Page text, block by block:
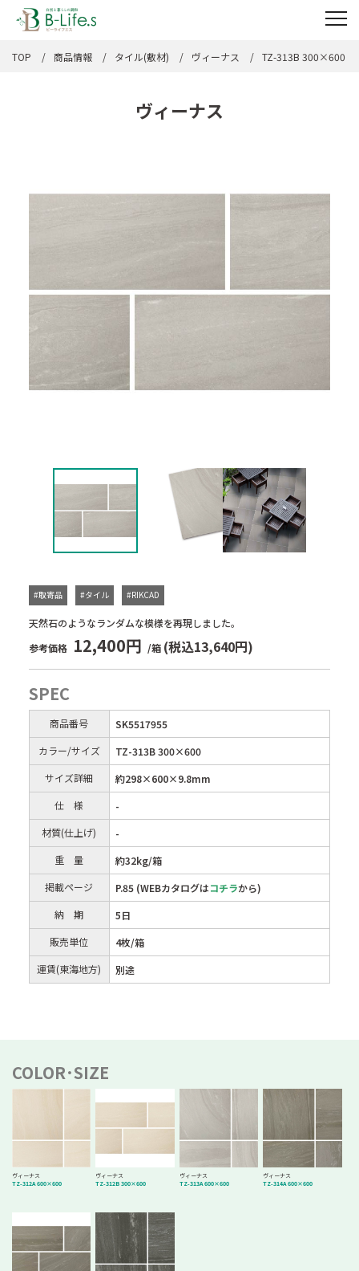
TOP 商品情報 タイル(敷材) ヴィーナス TZ-313B 300×600
ヴィーナス
天然石のようなランダムな模様を再現しました。
#取寄品 #タイル #RIKCAD
参考価格 12,400円 /箱 (税込13,640円)
SPEC
商品番号
SK5517955
カラー/サイズ
TZ-313B 300×600
サイズ詳細
約298×600×9.8mm
仕 様
-
材質(仕上げ)
-
重 量
約32kg/箱
掲載ページ
P.85 (WEBカタログはコチラから)
納 期
5日
販売単位
4枚/箱
運賃(東海地方)
別途
COLOR･SIZE
ヴィーナス
TZ-312A 600×600
ヴィーナス
TZ-312B 300×600
ヴィーナス
TZ-313A 600×600
ヴィーナス
TZ-314A 600×600